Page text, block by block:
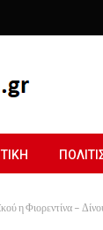
η Φιορεντίνα –